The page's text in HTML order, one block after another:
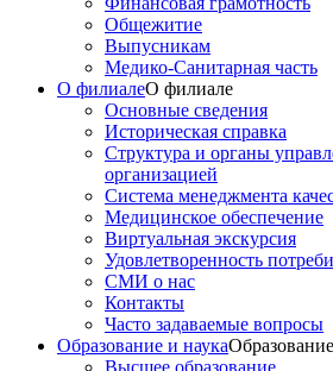
Общежитие
Выпусникам
Медико-Санитарная часть
О филиалеО филиале
Основные сведения
Историческая справка
Структура и органы
организацией
Система менеджмента
Медицинское обеспечение
Виртуальная экскурсия
Удовлетворенность
СМИ о нас
Контакты
Часто задаваемые вопросы
Образование и наука
Высшее образование